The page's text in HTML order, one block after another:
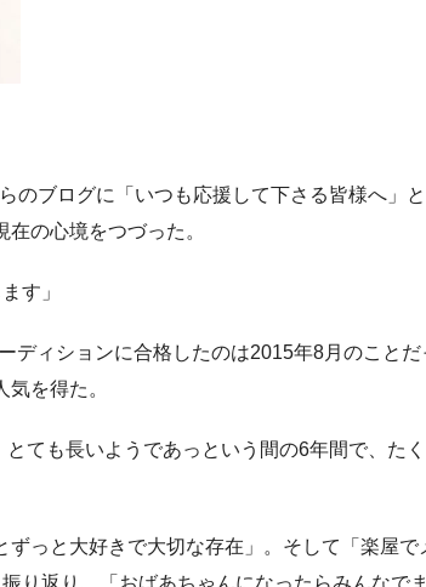
のブログに「いつも応援して下さる皆様へ」
の心境をつづった。
す」
ディションに合格したのは2015年8月のことだ
を得た。
ても長いようであっという間の6年間で、た
っと大好きで大切な存在」。そして「楽屋で